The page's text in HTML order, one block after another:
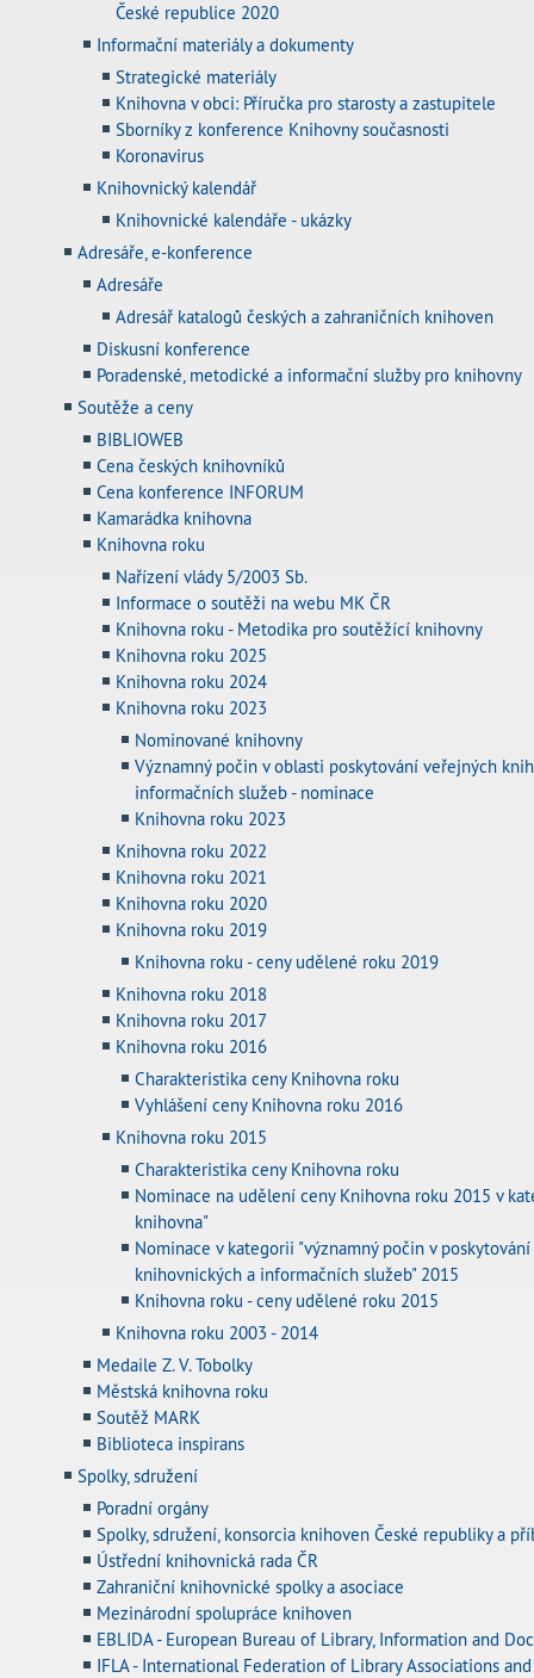
České republice 2020
Informační materiály a dokumenty
Strategické materiály
Knihovna v obci: Příručka pro starosty a zastupitele
Sborníky z konference Knihovny současnosti
Koronavirus
Knihovnický kalendář
Knihovnické kalendáře - ukázky
Adresáře, e-konference
Adresáře
Adresář katalogů českých a zahraničních knihoven
Diskusní konference
Poradenské, metodické a informační služby pro knihovny
Soutěže a ceny
BIBLIOWEB
Cena českých knihovníků
Cena konference INFORUM
Kamarádka knihovna
Knihovna roku
Nařízení vlády 5/2003 Sb.
Informace o soutěži na webu MK ČR
Knihovna roku - Metodika pro soutěžící knihovny
Knihovna roku 2025
Knihovna roku 2024
Knihovna roku 2023
Nominované knihovny
Významný počin v oblasti poskytování veřejných
informačních služeb - nominace
Knihovna roku 2023
Knihovna roku 2022
Knihovna roku 2021
Knihovna roku 2020
Knihovna roku 2019
Knihovna roku - ceny udělené roku 2019
Knihovna roku 2018
Knihovna roku 2017
Knihovna roku 2016
Charakteristika ceny Knihovna roku
Vyhlášení ceny Knihovna roku 2016
Knihovna roku 2015
Charakteristika ceny Knihovna roku
Nominace na udělení ceny Knihovna roku 2015 v
knihovna"
Nominace v kategorii "významný počin v
knihovnických a informačních služeb" 2015
Knihovna roku - ceny udělené roku 2015
Knihovna roku 2003 - 2014
Medaile Z. V. Tobolky
Městská knihovna roku
Soutěž MARK
Biblioteca inspirans
Spolky, sdružení
Poradní orgány
Spolky, sdružení, konsorcia knihoven České republiky a
Ústřední knihovnická rada ČR
Zahraniční knihovnické spolky a asociace
Mezinárodní spolupráce knihoven
EBLIDA - European Bureau of Library, Information and
IFLA - International Federation of Library Associations